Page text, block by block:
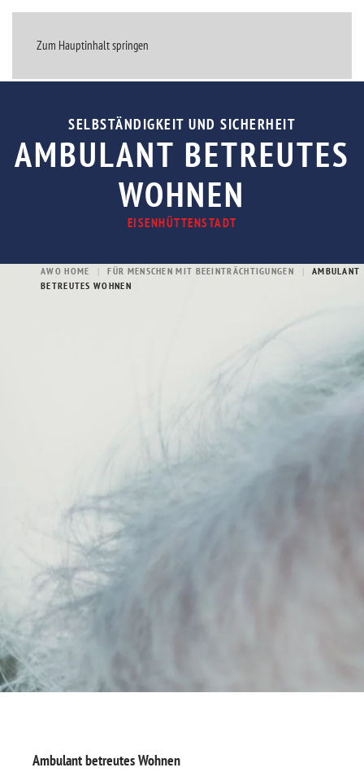
Zum Hauptinhalt springen
MENÜ
SELBSTÄNDIGKEIT UND SICHERHEIT
AMBULANT BETREUTES
WOHNEN
EISENHÜTTENSTADT
AWO HOME FÜR MENSCHEN MIT BEEINTRÄCHTIGUNGEN
AMBULANT
BETREUTES WOHNEN
Ambulant betreutes Wohnen